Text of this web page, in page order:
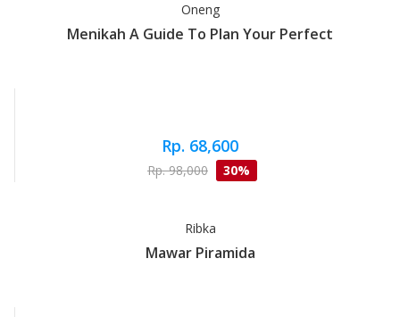
Oneng
Menikah A Guide To Plan Your Perfect
Rp. 68,600
Rp. 98,000 30%
Ribka
Mawar Piramida